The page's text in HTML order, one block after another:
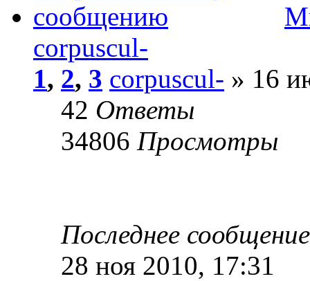
corpuscul-
1, 2, 3 corpuscul- » 16
42 Ответы
34806 Просмотры
Последнее
28 ноя 2010, 17:31